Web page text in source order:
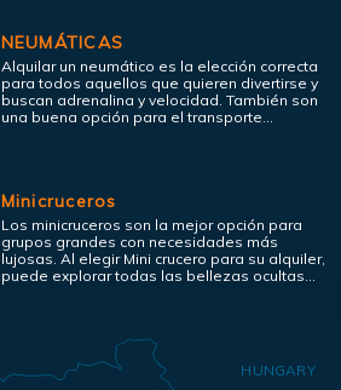
NEUMÁTICAS
Alquilar un neumático es la elección correcta
para todos aquellos que quieren divertirse y
buscan adrenalina y velocidad. También son
una buena opción para el transporte...
Minicruceros
Los minicruceros son la mejor opción para
grupos grandes con necesidades más
lujosas. Al elegir Mini crucero para su alquiler,
puede explorar todas las bellezas ocultas...
HUNGARY